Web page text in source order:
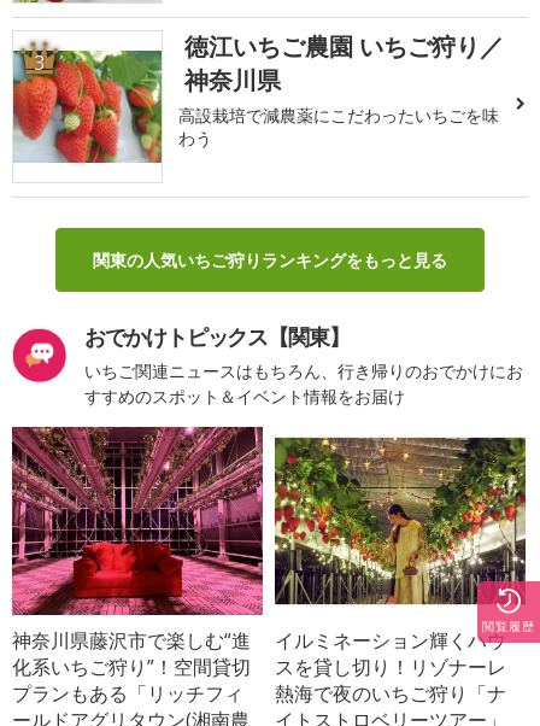
3
徳江いちご農園 いちご狩り／
神奈川県
高設栽培で減農薬にこだわったいちごを味
わう
関東の人気いちご狩りランキングをもっと見る
おでかけトピックス【関東】
いちご関連ニュースはもちろん、行き帰りのおでかけにお
すすめのスポット＆イベント情報をお届け
神奈川県藤沢市で楽しむ“進
化系いちご狩り”！空間貸切
プランもある「リッチフィ
ールドアグリタウン(湘南農
イルミネーション輝くハウ
スを貸し切り！リゾナーレ
熱海で夜のいちご狩り「ナ
イトストロベリーツアー」
閲覧履歴